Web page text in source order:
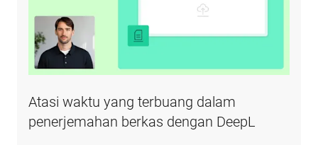
Atasi waktu yang terbuang dalam
penerjemahan berkas dengan DeepL